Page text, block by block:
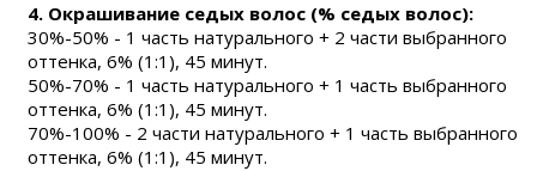
4. Окрашивание седых волос (% седых волос):
30%-50% - 1 часть натурального + 2 части выбранного
оттенка, 6% (1:1), 45 минут.
50%-70% - 1 часть натурального + 1 часть выбранного
оттенка, 6% (1:1), 45 минут.
70%-100% - 2 части натурального + 1 часть выбранного
оттенка, 6% (1:1), 45 минут.